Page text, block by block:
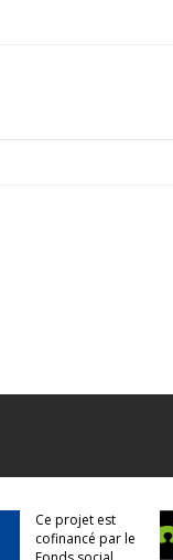
Ce projet est
cofinancé par le